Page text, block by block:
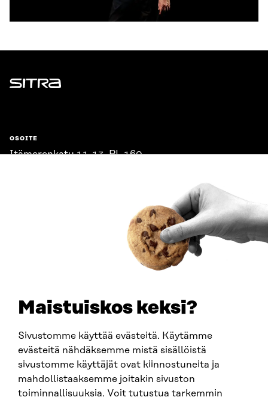
Maistuiskos keksi?
Sivustomme käyttää evästeitä. Käytämme
evästeitä nähdäksemme mistä sisällöistä
sivustomme käyttäjät ovat kiinnostuneita ja
mahdollistaaksemme joitakin sivuston
toiminnallisuuksia. Voit tutustua tarkemmin
Sitra
OSOITE
Itämerenkatu 11-13, PL 160,
SITRA SOSIAALISESSA MEDIASSA
LinkedIn
Instagram